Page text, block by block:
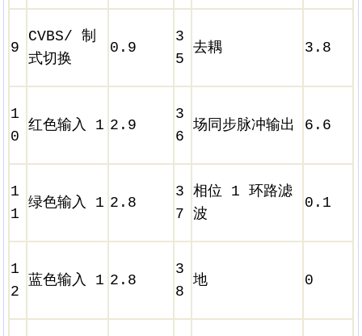
9
CVBS/ 制
式切换
0.9
3
5
去耦 3.8
1
0
红色输入 1 2.9
3
6
场同步脉冲输出 6.6
1
1
绿色输入 1 2.8
3
7
相位 1 环路滤
波
0.1
1
2
蓝色输入 1 2.8
3
8
地 0